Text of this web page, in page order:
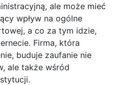
ale może mieć
wpływ na ogólne
a co za tym idzie,
Firma, która
buduje zaufanie nie
ale także wśród